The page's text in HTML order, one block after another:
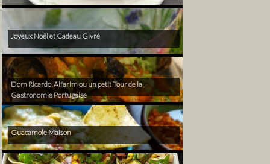
Joyeux Noël et Cadeau Givré
Dom Ricardo, Alfarim ou un petit Tour de la
Gastronomie Portugaise
Guacamole Maison